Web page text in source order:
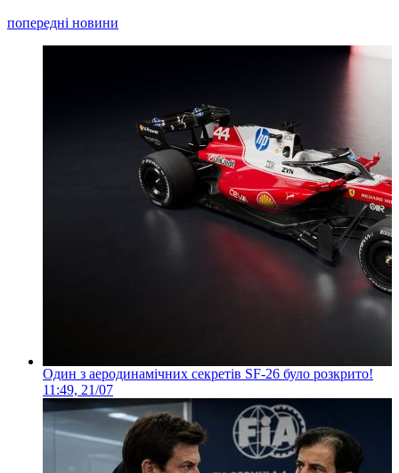
попередні новини
Один з аеродинамічних секретів SF-26 було розкрито!
11:49, 21/07